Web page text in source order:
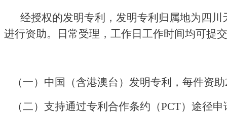
经授权的发明专利，发明专利归属地为四
进行资助。日常受理，工作日工作时间均可提
（一） 中国（含港澳台）发明专利，每件资助
（二） 支持通过专利合作条约（PCT）途径